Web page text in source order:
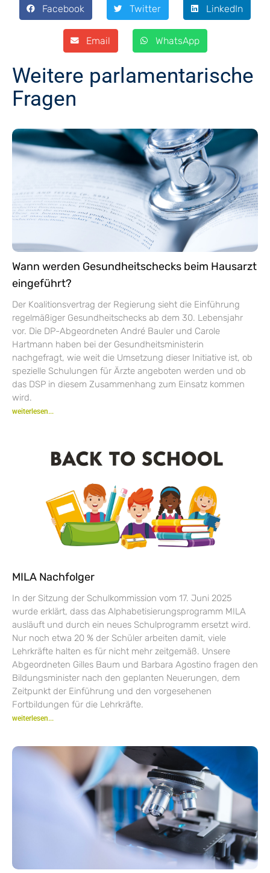
Facebook Twitter LinkedIn
Email WhatsApp
Weitere parlamentarische
Fragen
Wann werden Gesundheitschecks beim Hausarzt
eingeführt?
Der Koalitionsvertrag der Regierung sieht die Einführung
regelmäßiger Gesundheitschecks ab dem 30. Lebensjahr
vor. Die DP-Abgeordneten André Bauler und Carole
Hartmann haben bei der Gesundheitsministerin
nachgefragt, wie weit die Umsetzung dieser Initiative ist, ob
spezielle Schulungen für Ärzte angeboten werden und ob
das DSP in diesem Zusammenhang zum Einsatz kommen
wird.
weiterlesen...
MILA Nachfolger
In der Sitzung der Schulkommission vom 17. Juni 2025
wurde erklärt, dass das Alphabetisierungsprogramm MILA
ausläuft und durch ein neues Schulprogramm ersetzt wird.
Nur noch etwa 20 % der Schüler arbeiten damit, viele
Lehrkräfte halten es für nicht mehr zeitgemäß. Unsere
Abgeordneten Gilles Baum und Barbara Agostino fragen den
Bildungsminister nach den geplanten Neuerungen, dem
Zeitpunkt der Einführung und den vorgesehenen
Fortbildungen für die Lehrkräfte.
weiterlesen...